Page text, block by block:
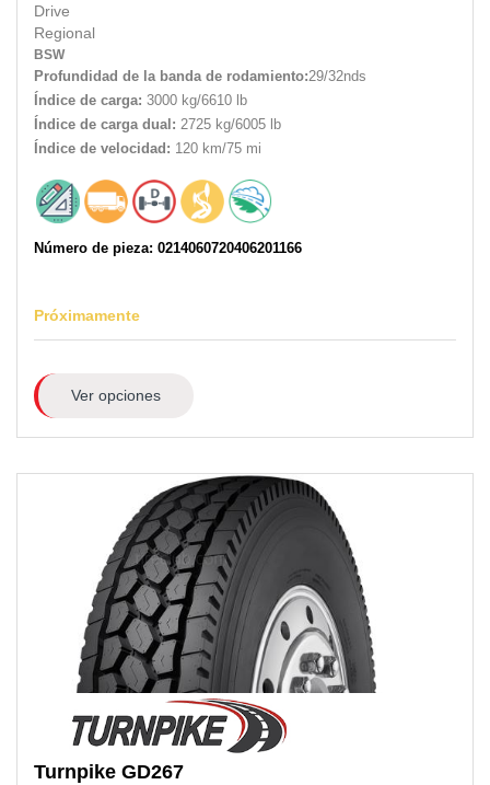
Drive
Regional
BSW
Profundidad de la banda de rodamiento:29/32nds
Índice de carga: 3000 kg/6610 lb
Índice de carga dual: 2725 kg/6005 lb
Índice de velocidad: 120 km/75 mi
Número de pieza: 0214060720406201166
Próximamente
Ver opciones
Turnpike GD267